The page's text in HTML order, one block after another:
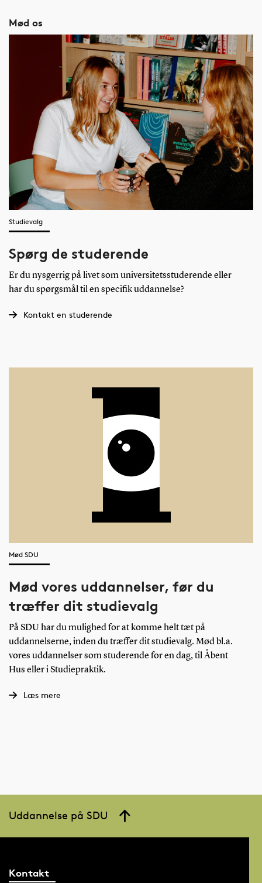
Mød os
Studievalg
Spørg de studerende
Er du nysgerrig på livet som universitetsstuderende eller
har du spørgsmål til en specifik uddannelse?
Kontakt en studerende
Mød SDU
Mød vores uddannelser, før du
træffer dit studievalg
På SDU har du mulighed for at komme helt tæt på
uddannelserne, inden du træffer dit studievalg. Mød bl.a.
vores uddannelser som studerende for en dag, til Åbent
Hus eller i Studiepraktik.
Læs mere
Uddannelse på SDU
Kontakt